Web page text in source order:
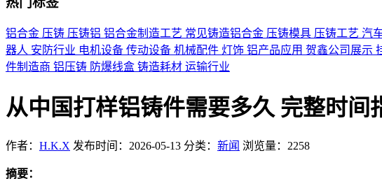
铝合金 压铸 压铸铝 铝合金制造工艺 常见铸造铝合金 压铸模具 压铸工艺 汽
器人 安防行业 电机设备 传动设备 机械配件 灯饰 铝产品应用 贺鑫公司展示
件制造商 铝压铸 防爆线盒 铸造耗材 运输行业
从中国打样铝铸件需要多久 完整时间
作者： H.K.X 发布时间：2026-05-13 分类： 新闻 浏览量：2258
摘要：